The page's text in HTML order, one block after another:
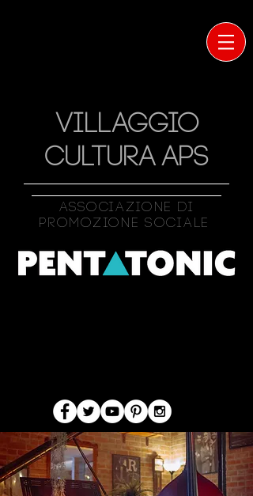
VILLAGGIO
CULTURA APS
Associazione Di
Promozione Sociale